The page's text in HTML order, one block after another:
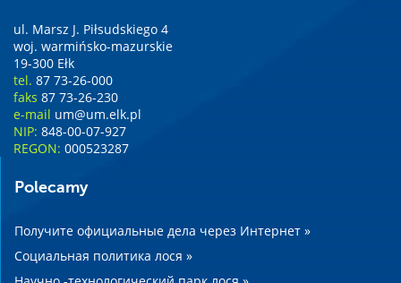
ul. Marsz J. Piłsudskiego 4
woj. warmińsko-mazurskie
19-300 Ełk
tel. 87 73-26-000
faks 87 73-26-230
e-mail um@um.elk.pl
NIP: 848-00-07-927
REGON: 000523287
Polecamy
Получите официальные дела через Интернет »
Социальная политика лося »